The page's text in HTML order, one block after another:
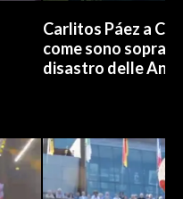
Carlitos Páez a
come sono
disastro delle